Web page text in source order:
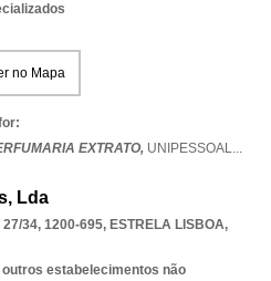
no Mapa
EXTRATO, UNIPESSOAL...
Lda
27/34, 1200-695, ESTRELA LISBOA,
estabelecimentos não